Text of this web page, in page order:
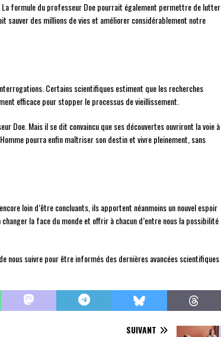
formule du professeur Doe pourrait également permettre de lutter
sauver des millions de vies et améliorer considérablement notre
Certains scientifiques estiment que les recherches
efficace pour stopper le processus de vieillissement.
Doe. Mais il se dit convaincu que ses découvertes ouvriront la voie à
pourra enfin maîtriser son destin et vivre pleinement, sans
loin d’être concluants, ils apportent néanmoins un nouvel espoir
la face du monde et offrir à chacun d’entre nous la possibilité
nous suivre pour être informés des dernières avancées scientifiques
SUIVANT